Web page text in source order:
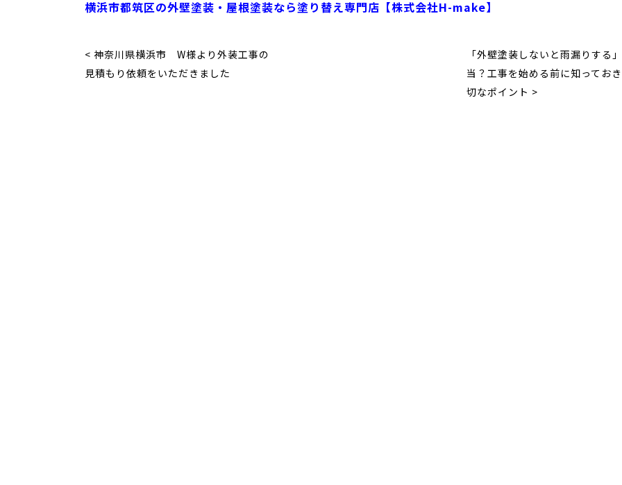
横浜市都筑区の外壁塗装・屋根塗装なら塗り替え専門店【株式会社H-make】
< 神奈川県横浜市 W様より外装工事の
見積もり依頼をいただきました
「外壁塗装しないと雨漏りする
当？工事を始める前に知ってお
切なポイント >